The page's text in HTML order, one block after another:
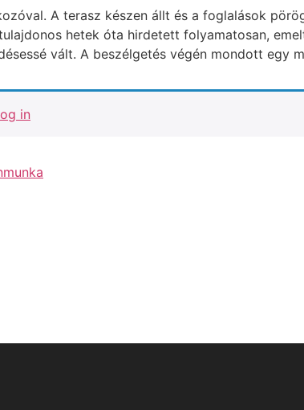
A terasz készen állt és a foglalások
hetek óta hirdetett folyamatosan,
vált. A beszélgetés végén mondott egy
in